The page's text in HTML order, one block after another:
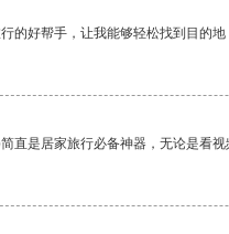
的好帮手，让我能够轻松找到目的地
直是居家旅行必备神器，无论是看